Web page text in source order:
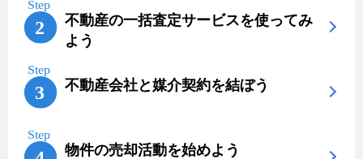
不動産の一括査定サービスを使ってみ
よう
不動産会社と媒介契約を結ぼう
物件の売却活動を始めよう